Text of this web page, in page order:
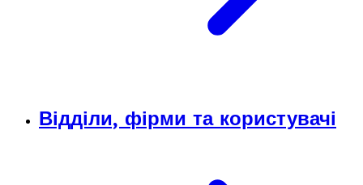
Відділи, фірми та користувачі